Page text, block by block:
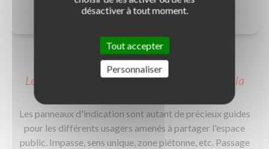
EN SAVOIR +
Les panneaux d’indication dans le Code de la
Les panneaux d'indication sont autant de précieux guides
pour les différents usagers amenés à partager l'espace
public. Impasse, sens unique, zone piétonne, etc. Passage
désactiver à tout moment.
Tout accepter
Personnaliser